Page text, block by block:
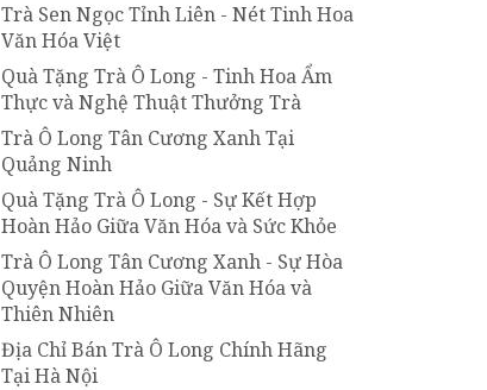
Trà Sen Ngọc Tỉnh Liên - Nét Tinh Hoa
Văn Hóa Việt
Quà Tặng Trà Ô Long - Tinh Hoa Ẩm
Thực và Nghệ Thuật Thưởng Trà
Trà Ô Long Tân Cương Xanh Tại
Quảng Ninh
Quà Tặng Trà Ô Long - Sự Kết Hợp
Hoàn Hảo Giữa Văn Hóa và Sức Khỏe
Trà Ô Long Tân Cương Xanh - Sự Hòa
Quyện Hoàn Hảo Giữa Văn Hóa và
Thiên Nhiên
Địa Chỉ Bán Trà Ô Long Chính Hãng
Tại Hà Nội